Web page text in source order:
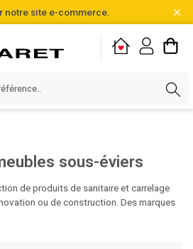
notre site e-commerce.
sous-éviers
de produits de sanitaire et carrelage
ou de construction. Des marques
et des matériaux durables vous